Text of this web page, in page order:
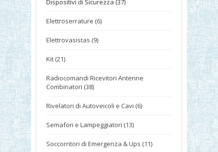
Dispositivi di Sicurezza (37)
Elettroserrature (6)
Elettrovasistas (9)
Kit (21)
Radiocomandi Ricevitori Antenne
Combinatori (38)
Rivelatori di Autoveicoli e Cavi (6)
Semafori e Lampeggiatori (13)
Soccorritori di Emergenza & Ups (11)